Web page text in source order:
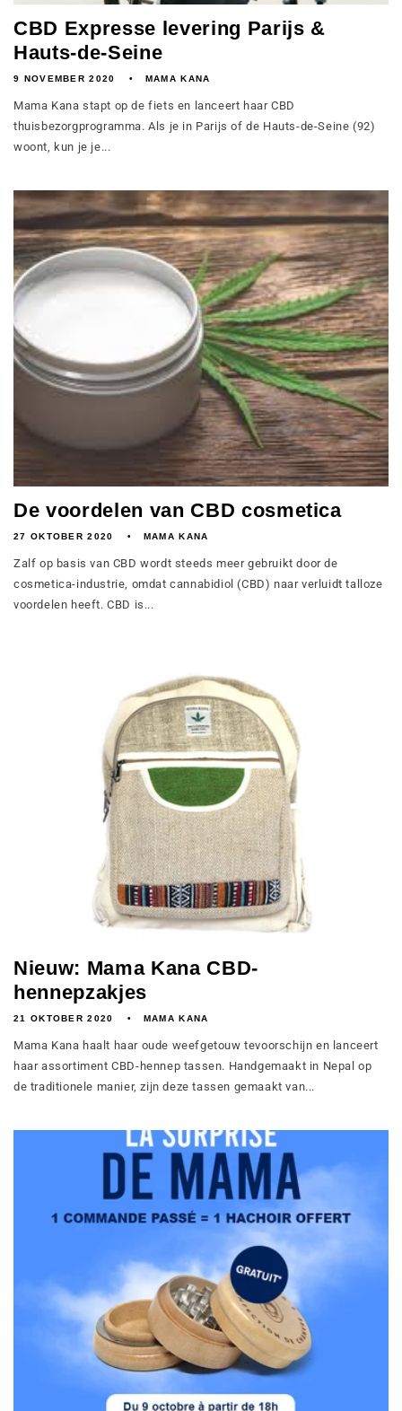
CBD Expresse levering Parijs &
Hauts-de-Seine
9 NOVEMBER 2020 MAMA KANA
Mama Kana stapt op de fiets en lanceert haar CBD
thuisbezorgprogramma. Als je in Parijs of de Hauts-de-Seine (92)
woont, kun je je...
De voordelen van CBD cosmetica
27 OKTOBER 2020 MAMA KANA
Zalf op basis van CBD wordt steeds meer gebruikt door de
cosmetica-industrie, omdat cannabidiol (CBD) naar verluidt talloze
voordelen heeft. CBD is...
Nieuw: Mama Kana CBD-
hennepzakjes
21 OKTOBER 2020 MAMA KANA
Mama Kana haalt haar oude weefgetouw tevoorschijn en lanceert
haar assortiment CBD-hennep tassen. Handgemaakt in Nepal op
de traditionele manier, zijn deze tassen gemaakt van...